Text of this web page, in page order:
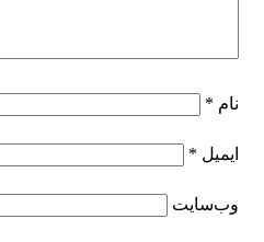
نام *
ایمیل *
وب‌سایت